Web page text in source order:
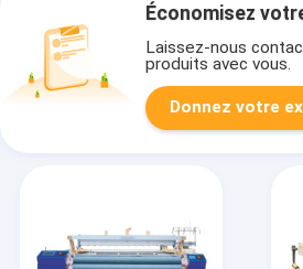
Économisez
Laissez-nous
produits avec vous.
Donnez votre